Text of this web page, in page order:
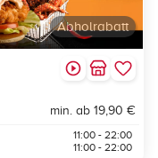
Abholrabatt
min. ab 19,90 €
11:00 - 22:00
11:00 - 22:00